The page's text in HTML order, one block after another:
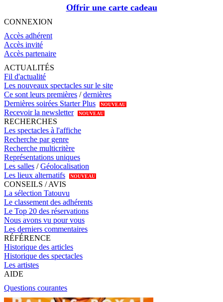
Offrir une carte cadeau
CONNEXION
Accès adhérent
Accès invité
Accès partenaire
ACTUALITÉS
Fil d'actualité
Les nouveaux spectacles sur le site
Ce sont leurs premières /dernières
Dernières soirées Starter Plus
NOUVEAU
Recevoir la newsletter NOUVEAU
RECHERCHES
Les spectacles à l'affiche
Recherche par genre
Recherche multicritère
Représentations uniques
Les salles /Géolocalisation
Les lieux alternatifs
NOUVEAU
CONSEILS / AVIS
La sélection Tatouvu
Le classement des adhérents
Le Top 20 des réservations
Nous avons vu pour vous
Les derniers commentaires
RÉFÉRENCE
Historique des articles
Historique des spectacles
Les artistes
AIDE
Questions courantes